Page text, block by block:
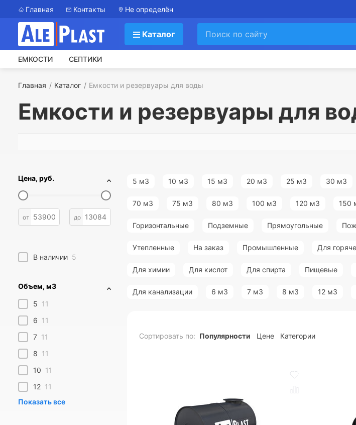
Главная Контакты Не определён
Каталог
ЕМКОСТИ СЕПТИКИ
Главная Каталог Емкости и резервуары для воды
Емкости и резервуары для
Цена, руб.
от до
В наличии 5
Объем, м3
5 11
6 11
7 11
8 11
10 11
12 11
5 м3 10 м3 15 м3 20 м3 25 м3 30 м3
70 м3 75 м3 80 м3 100 м3 120 м3 150
Горизонтальные Подземные Прямоугольные
Утепленные На заказ Промышленные Для
Для химии Для кислот Для спирта Пищевые
Для канализации 6 м3 7 м3 8 м3 12 м3
Сортировать по: Популярности Цене Категории